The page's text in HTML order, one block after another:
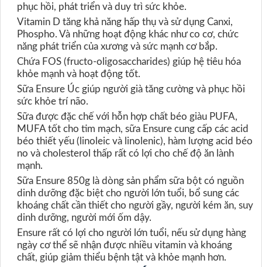
phục hồi, phát triển và duy trì sức khỏe.
Vitamin D tăng khả năng hấp thụ và sử dụng Canxi,
Phospho. Và những hoạt động khác như co cơ, chức
năng phát triển của xương và sức mạnh cơ bắp.
Chứa FOS (fructo-oligosaccharides) giúp hệ tiêu hóa
khỏe mạnh và hoạt động tốt.
Sữa Ensure Úc giúp người già tăng cường và phục hồi
sức khỏe trí não.
Sữa được đặc chế với hỗn hợp chất béo giàu PUFA,
MUFA tốt cho tim mạch, sữa Ensure cung cấp các acid
béo thiết yếu (linoleic và linolenic), hàm lượng acid béo
no và cholesterol thấp rất có lợi cho chế độ ăn lành
mạnh.
Sữa Ensure 850g là dòng sản phẩm sữa bột có nguồn
dinh dưỡng đặc biệt cho người lớn tuổi, bổ sung các
khoáng chất cần thiết cho người gầy, người kém ăn, suy
dinh dưỡng, người mới ốm dậy.
Ensure rất có lợi cho người lớn tuổi, nếu sử dụng hàng
ngày cơ thể sẽ nhận được nhiều vitamin và khoáng
chất, giúp giảm thiểu bệnh tật và khỏe mạnh hơn.